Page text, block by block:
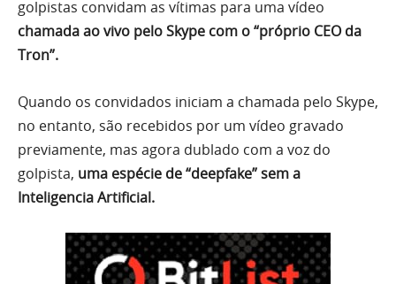
golpistas convidam as vítimas para uma vídeo
chamada ao vivo pelo Skype com o “próprio CEO da
Tron”.
Quando os convidados iniciam a chamada pelo Skype,
no entanto, são recebidos por um vídeo gravado
previamente, mas agora dublado com a voz do
golpista, uma espécie de “deepfake” sem a
Inteligencia Artificial.